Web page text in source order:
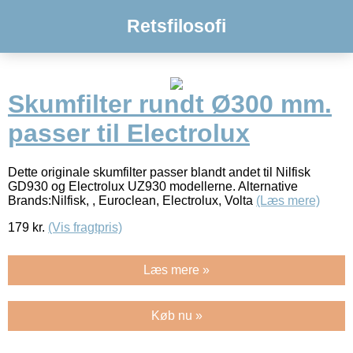
Retsfilosofi
Skumfilter rundt Ø300 mm.
passer til Electrolux
Dette originale skumfilter passer blandt andet til Nilfisk
GD930 og Electrolux UZ930 modellerne. Alternative
Brands:Nilfisk, , Euroclean, Electrolux, Volta (Læs mere)
179 kr. (Vis fragtpris)
Læs mere »
Køb nu »